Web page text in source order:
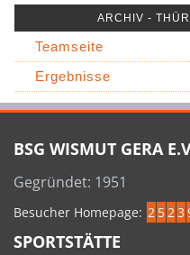
ARCHIV -
Teamseite
Ergebnisse
BSG WISMUT GERA
Gegründet: 1951
Besucher Homepage: 2 523
SPORTSTÄTTE